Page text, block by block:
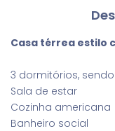
Casa térrea estilo
3 dormitórios, sendo
Sala de estar
Cozinha americana
Banheiro social